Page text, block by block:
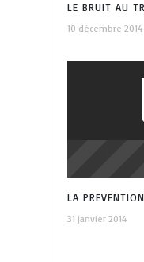
LE BRUIT AU
10 décembre 2014
LA
31 janvier 2014